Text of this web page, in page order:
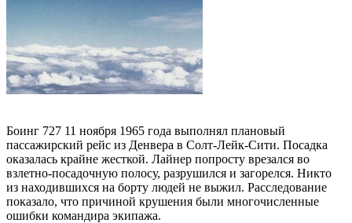
Боинг 727 11 ноября 1965 года выполнял плановый
пассажирский рейс из Денвера в Солт-Лейк-Сити. Посадка
оказалась крайне жесткой. Лайнер попросту врезался во
взлетно-посадочную полосу, разрушился и загорелся. Никто
из находившихся на борту людей не выжил. Расследование
показало, что причиной крушения были многочисленные
ошибки командира экипажа.